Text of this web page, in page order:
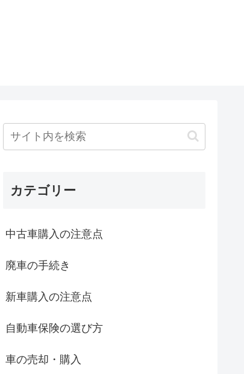
カテゴリー
中古車購入の注意点
廃車の手続き
新車購入の注意点
自動車保険の選び方
車の売却・購入